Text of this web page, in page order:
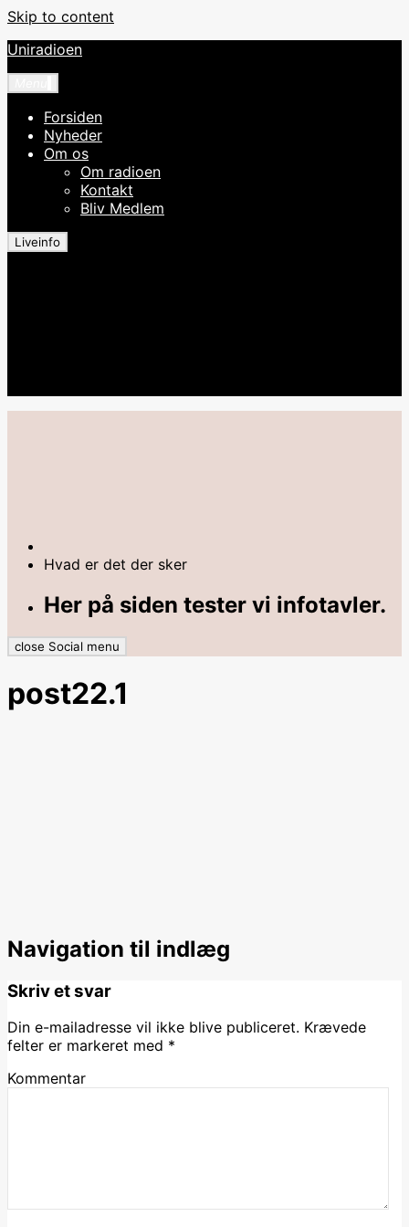
Skip to content
Uniradioen
Forsiden
Nyheder
Om os
Om radioen
Kontakt
Bliv Medlem
Liveinfo
Hvad er det der sker
Her på siden tester vi infotavler.
close Social menu
post22.1
Navigation til indlæg
Skriv et svar
Din e-mailadresse vil ikke blive publiceret. Krævede
felter er markeret med *
Kommentar